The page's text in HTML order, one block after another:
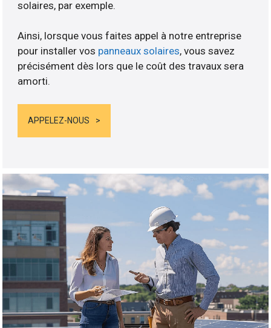
solaires, par exemple.
Ainsi, lorsque vous faites appel à notre entreprise
pour installer vos panneaux solaires, vous savez
précisément dès lors que le coût des travaux sera
amorti.
APPELEZ-NOUS